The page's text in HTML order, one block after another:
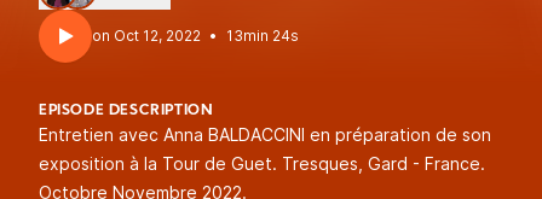
• 13min 24s
EPISODE DESCRIPTION
Entretien avec Anna BALDACCINI en préparation de son
exposition à la Tour de Guet. Tresques, Gard - France.
Octobre Novembre 2022.